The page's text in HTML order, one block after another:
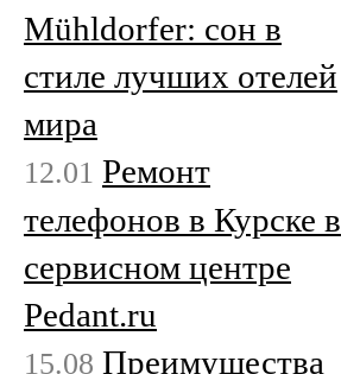
Mühldorfer: сон в
стиле лучших отелей
мира
12.01 Ремонт
телефонов в Курске в
сервисном центре
Pedant.ru
15.08 Преимущества